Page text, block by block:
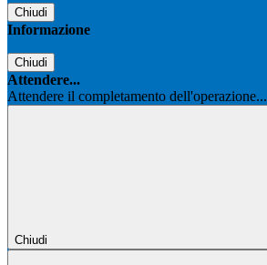
Chiudi
Informazione
Chiudi
Attendere...
Attendere il completamento dell'operazione...
Chiudi